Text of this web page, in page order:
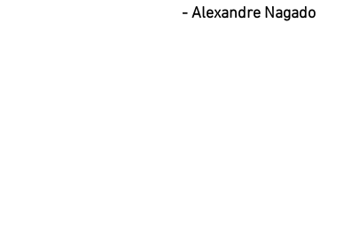
- Alexandre Nagado